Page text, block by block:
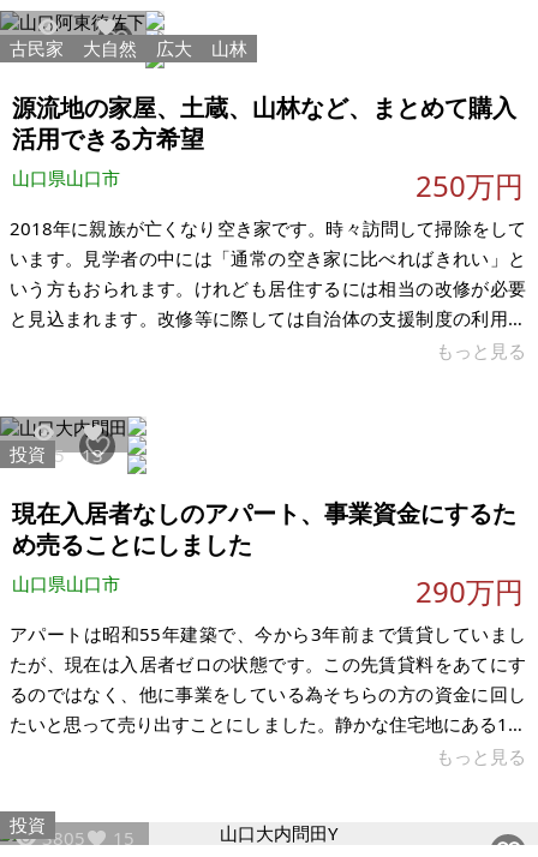
中（賃料は6万円です） 希望価格：320万円 税込み（利回り
22.5％） ※現状有姿、および公簿売買でのお取引きとなりま
す。
34628 260
古民家 大自然 広大 山林
源流地の家屋、土蔵、山林など、まとめて購入
活用できる方希望
山口県山口市 250万円
2018年に親族が亡くなり空き家です。時々訪問して掃除をして
います。見学者の中には「通常の空き家に比べればきれい」と
いう方もおられます。けれども居住するには相当の改修が必要
と見込まれます。改修等に際しては自治体の支援制度の利用も
ご検討ください。不動産に関する相続手続きは2019年7月に完
地・建物を一括して引き受けていただく方、源流地において新
たな農林業、宿泊・飲食業などに挑戦したい方を希望します。
農業委員会での審査には、営農計画等の提出が求められます。
山林の6割は非課税の保安
もっと見る
6425 13
投資
現在入居者なしのアパート、事業資金にするた
め売ることにしました
山口県山口市 290万円
アパートは昭和55年建築で、今から3年前まで賃貸していまし
たが、現在は入居者ゼロの状態です。この先賃貸料をあてにす
るのではなく、他に事業をしている為そちらの方の資金に回し
たいと思って売り出すことにしました。静かな住宅地にある1戸
建て空き家です。昭和55年建築です。現状で売却希望です。
152.11㎡ 建物：63.6㎡（昭和55年建築） 構造：2階建て軽量プ
レハブ造り 現況： 希望価格：290万円 ※現状有姿、および公簿
もっと見る
3805 15
投資